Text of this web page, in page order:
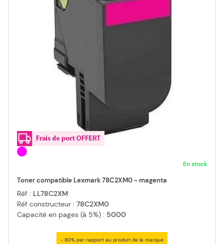
En stock
Toner compatible Lexmark 78C2XM0 - magenta
Réf : LL78C2XM
Réf constructeur : 78C2XM0
Capacité en pages (à 5%) : 5000
- 80% par rapport au produit de la marque